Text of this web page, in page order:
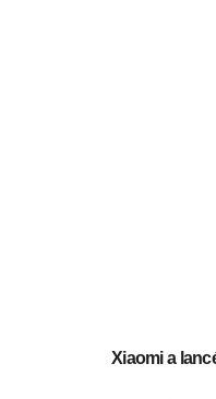
Xiaomi a